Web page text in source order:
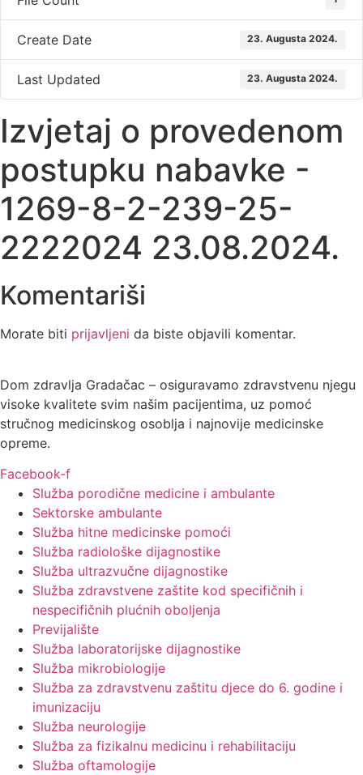
Create Date 23. Augusta 2024.
Last Updated 23. Augusta 2024.
Izvjetaj o provedenom
postupku nabavke -
1269-8-2-239-25-
2222024 23.08.2024.
Komentariši
Morate biti prijavljeni da biste objavili komentar.
Dom zdravlja Gradačac – osiguravamo zdravstvenu njegu
visoke kvalitete svim našim pacijentima, uz pomoć
stručnog medicinskog osoblja i najnovije medicinske
opreme.
Facebook-f
Služba porodične medicine i ambulante
Sektorske ambulante
Služba hitne medicinske pomoći
Služba radiološke dijagnostike
Služba ultrazvučne dijagnostike
Služba zdravstvene zaštite kod specifičnih i
nespecifičnih plućnih oboljenja
Previjalište
Služba laboratorijske dijagnostike
Služba mikrobiologije
Služba za zdravstvenu zaštitu djece do 6. godine i
imunizaciju
Služba neurologije
Služba za fizikalnu medicinu i rehabilitaciju
Služba oftamologije